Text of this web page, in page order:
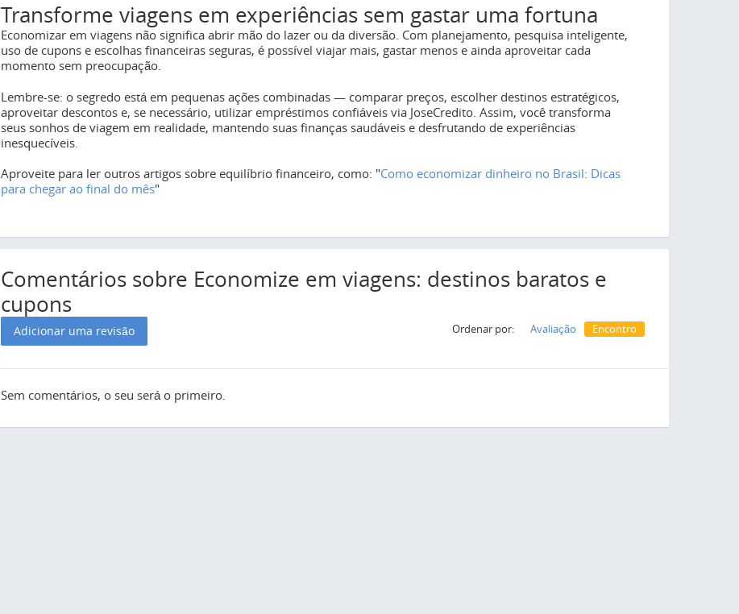
Transforme viagens em experiências sem gastar uma fortuna
Economizar em viagens não significa abrir mão do lazer ou da diversão. Com planejamento, pesquisa inteligente,
uso de cupons e escolhas financeiras seguras, é possível viajar mais, gastar menos e ainda aproveitar cada
momento sem preocupação.
Lembre-se: o segredo está em pequenas ações combinadas — comparar preços, escolher destinos estratégicos,
aproveitar descontos e, se necessário, utilizar empréstimos confiáveis via JoseCredito. Assim, você transforma
seus sonhos de viagem em realidade, mantendo suas finanças saudáveis e desfrutando de experiências
inesquecíveis.
Aproveite para ler outros artigos sobre equilíbrio financeiro, como: "Como economizar dinheiro no Brasil: Dicas
para chegar ao final do mês"
Comentários sobre Economize em viagens: destinos baratos e
cupons
Adicionar uma revisão Ordenar por: Avaliação Encontro
Sem comentários, o seu será o primeiro.